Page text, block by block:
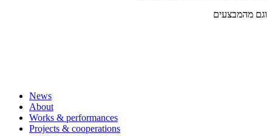
וגם מהמבצעים
News
About
Works & performances
Projects & cooperations